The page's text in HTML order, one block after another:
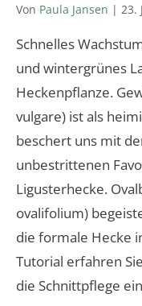
Von Paula Jansen | 23.
Schnelles
und wintergrünes
Heckenpflanze.
vulgare) ist als
beschert uns mit
unbestrittenen
Ligusterhecke.
ovalifolium)
die formale Hecke
Tutorial erfahren
die Schnittpflege